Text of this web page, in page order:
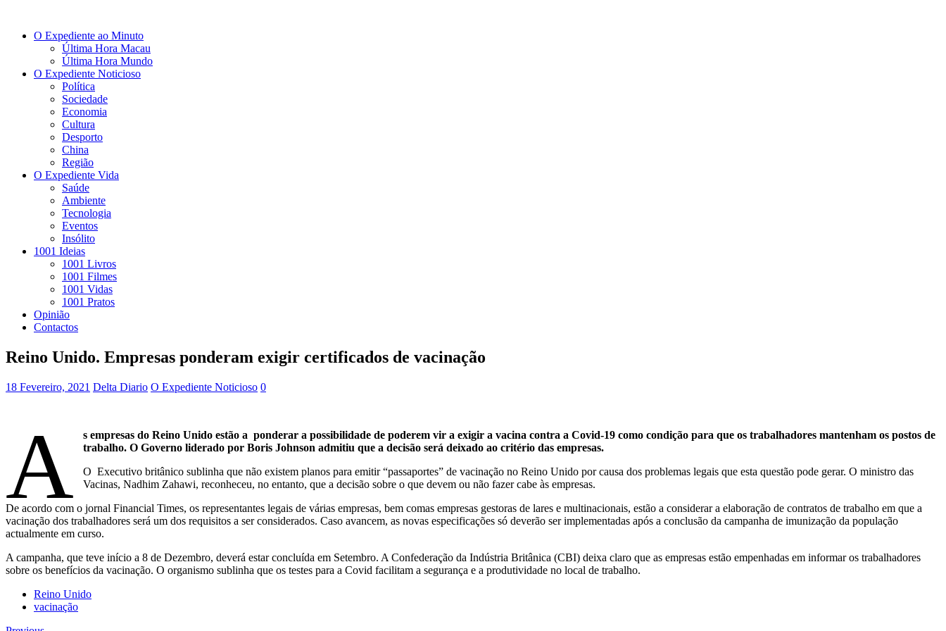
O Expediente ao Minuto
Última Hora Macau
Última Hora Mundo
O Expediente Noticioso
Política
Sociedade
Economia
Cultura
Desporto
China
Região
O Expediente Vida
Saúde
Ambiente
Tecnologia
Eventos
Insólito
1001 Ideias
1001 Livros
1001 Filmes
1001 Vidas
1001 Pratos
Opinião
Contactos
Reino Unido. Empresas ponderam exigir certificados de vacinação
18 Fevereiro, 2021 Delta Diario O Expediente Noticioso 0
A
s empresas do Reino Unido estão a ponderar a possibilidade de poderem vir a exigir a vacina contra a Covid-19 como condição para que os trabalhadores mantenham os postos de
trabalho. O Governo liderado por Boris Johnson admitiu que a decisão será deixado ao critério das empresas.
O Executivo britânico sublinha que não existem planos para emitir “passaportes” de vacinação no Reino Unido por causa dos problemas legais que esta questão pode gerar. O ministro das
Vacinas, Nadhim Zahawi, reconheceu, no entanto, que a decisão sobre o que devem ou não fazer cabe às empresas.
De acordo com o jornal Financial Times, os representantes legais de várias empresas, bem comas empresas gestoras de lares e multinacionais, estão a considerar a elaboração de contratos de trabalho em que a
vacinação dos trabalhadores será um dos requisitos a ser considerados. Caso avancem, as novas especificações só deverão ser implementadas após a conclusão da campanha de imunização da população
actualmente em curso.
A campanha, que teve início a 8 de Dezembro, deverá estar concluída em Setembro. A Confederação da Indústria Britânica (CBI) deixa claro que as empresas estão empenhadas em informar os trabalhadores
sobre os benefícios da vacinação. O organismo sublinha que os testes para a Covid facilitam a segurança e a produtividade no local de trabalho.
Reino Unido
vacinação